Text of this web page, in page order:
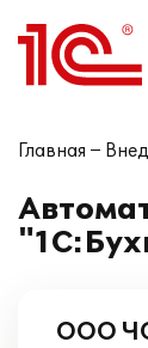
Главная
ООО